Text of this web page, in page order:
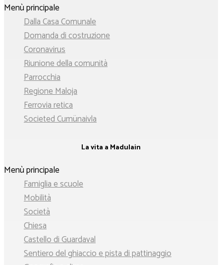
Menù principale
Dalla Casa Comunale
Domanda di costruzione
Coronavirus
Riunione della comunità
Parrocchia
Regione Maloja
Ferrovia retica
Societed Cumünaivla
La vita a Madulain
Menù principale
Famiglia e scuole
Mobilità
Società
Chiesa
Castello di Guardaval
Sentiero del ghiaccio e pista di pattinaggio